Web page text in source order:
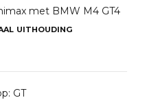
met BMW M4 GT4
UITHOUDING
GT